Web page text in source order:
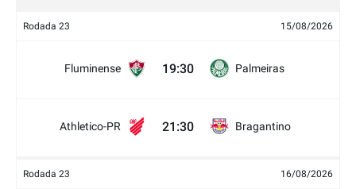
Rodada 23 15/08/2026
Fluminense 19:30 Palmeiras
Athletico-PR 21:30 Bragantino
Rodada 23 16/08/2026